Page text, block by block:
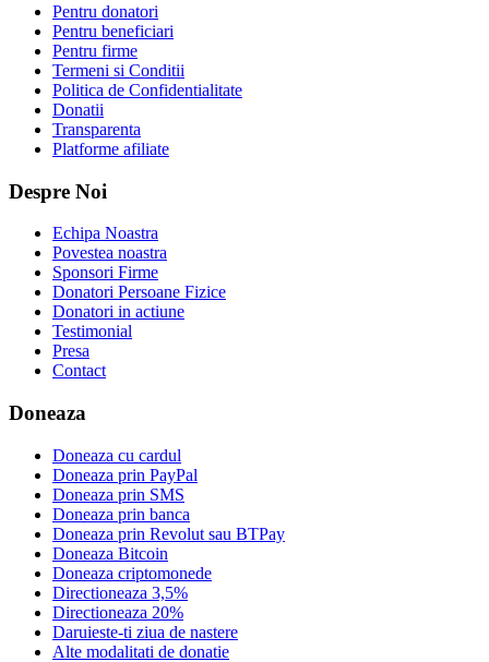
Pentru donatori
Pentru beneficiari
Pentru firme
Termeni si Conditii
Politica de Confidentialitate
Donatii
Transparenta
Platforme afiliate
Despre Noi
Echipa Noastra
Povestea noastra
Sponsori Firme
Donatori Persoane Fizice
Donatori in actiune
Testimonial
Presa
Contact
Doneaza
Doneaza cu cardul
Doneaza prin PayPal
Doneaza prin SMS
Doneaza prin banca
Doneaza prin Revolut sau BTPay
Doneaza Bitcoin
Doneaza criptomonede
Directioneaza 3,5%
Directioneaza 20%
Daruieste-ti ziua de nastere
Alte modalitati de donatie